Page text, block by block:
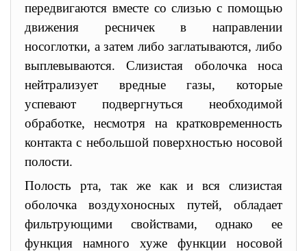
передвигаются вместе со слизью с помощью
движения ресничек в направлении
носоглотки, а затем либо заглатываются, либо
выплевываются. Слизистая оболочка носа
нейтрализует вредные газы, которые
успевают подвергнуться необходимой
обработке, несмотря на кратковременность
контакта с небольшой поверхностью носовой
полости.
Полость рта, так же как и вся слизистая
оболочка воздухоносных путей, обладает
фильтрующими свойствами, однако ее
функция намного хуже функции носовой